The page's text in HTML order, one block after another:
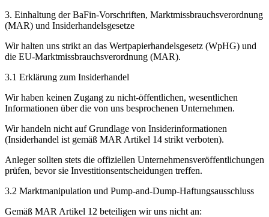
3. Einhaltung der BaFin-Vorschriften, Marktmissbrauchsverordnung
(MAR) und Insiderhandelsgesetze
Wir halten uns strikt an das Wertpapierhandelsgesetz (WpHG) und
die EU-Marktmissbrauchsverordnung (MAR).
3.1 Erklärung zum Insiderhandel
Wir haben keinen Zugang zu nicht-öffentlichen, wesentlichen
Informationen über die von uns besprochenen Unternehmen.
Wir handeln nicht auf Grundlage von Insiderinformationen
(Insiderhandel ist gemäß MAR Artikel 14 strikt verboten).
Anleger sollten stets die offiziellen Unternehmensveröffentlichungen
prüfen, bevor sie Investitionsentscheidungen treffen.
3.2 Marktmanipulation und Pump-and-Dump-Haftungsausschluss
Gemäß MAR Artikel 12 beteiligen wir uns nicht an: